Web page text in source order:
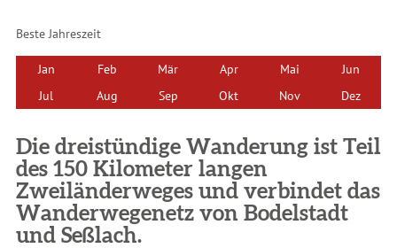
Beste Jahreszeit
Jan Feb Mär Apr Mai
Jun
Jul
Aug Sep Okt Nov Dez
Die dreistündige Wanderung ist Teil
des 150 Kilometer langen
Zweiländerweges und verbindet das
Wanderwegenetz von Bodelstadt
und Seßlach.